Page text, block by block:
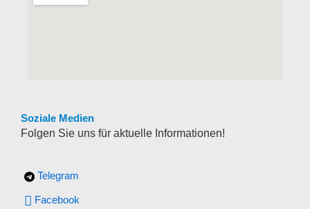
Soziale Medien
Folgen Sie uns für aktuelle Informationen!
Telegram
Facebook